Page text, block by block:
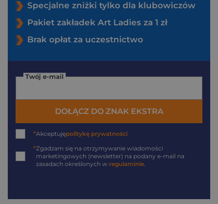
Specjalne zniżki tylko dla klubowiczów
Pakiet zakładek Art Ladies za 1 zł
Brak opłat za uczestnictwo
Twój e-mail
DOŁĄCZ DO ZNAK EKSTRA
*Akceptujępolitykę prywatności
*Zgadzam się na otrzymywanie wiadomości
marketingowych (newsletter) na podany e-mail na
zasadach określonych w regulaminie.